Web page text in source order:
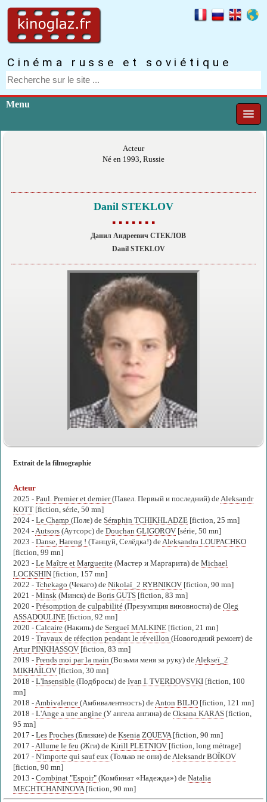
Cinéma russe et soviétique
Menu
Acteur
Né en 1993, Russie
Danil STEKLOV
▪ ▪ ▪ ▪ ▪ ▪ ▪
Данил Андреевич СТЕКЛОВ
Danil STEKLOV
Extrait de la filmographie
Acteur
2025 - Paul. Premier et dernier(Павел. Первый и последний) de Aleksandr
KOTT [fiction, série, 50 mn]
2024 - Le Champ (Поле) de Séraphin TCHIKHLADZE [fiction, 25 mn]
2024 - Autsors (Аутсорс) de Douchan GLIGOROV [série, 50 mn]
2023 - Danse, Hareng ! (Танцуй, Селёдка!) de Aleksandra LOUPACHKO
[fiction, 99 mn]
2023 - Le Maître et Marguerite (Мастер и Маргарита) de Michael
LOCKSHIN [fiction, 157 mn]
2022 - Tchekago (Чекаго) de Nikolaï_2 RYBNIKOV [fiction, 90 mn]
2021 - Minsk (Минск) de Boris GUTS [fiction, 83 mn]
2020 - Présomption de culpabilité (Презумпция виновности) de Oleg
ASSADOULINE [fiction, 92 mn]
2020 - Calcaire (Накипь) de Sergueï MALKINE [fiction, 21 mn]
2019 - Travaux de réfection pendant le réveillon (Новогодний ремонт) de
Artur PINKHASSOV [fiction, 83 mn]
2019 - Prends moi par la main (Возьми меня за руку) de Alekseï_2
MIKHAÏLOV [fiction, 30 mn]
2018 - L'Insensible (Подбросы) de Ivan I. TVERDOVSVKI [fiction, 100
mn]
2018 - Ambivalence (Амбивалентность) de Anton BILJO [fiction, 121 mn]
2018 - L'Ange a une angine (У ангела ангина) de Oksana KARAS [fiction,
95 mn]
2017 - Les Proches (Близкие) de Ksenia ZOUEVA [fiction, 90 mn]
2017 - Allume le feu (Жги) de Kirill PLETNIOV [fiction, long métrage]
2017 - N'importe qui sauf eux (Только не они) de Aleksandr BOÏKOV
[fiction, 90 mn]
2013 - Combinat "Espoir" (Комбинат «Надежда») de Natalia
MECHTCHANINOVA [fiction, 90 mn]